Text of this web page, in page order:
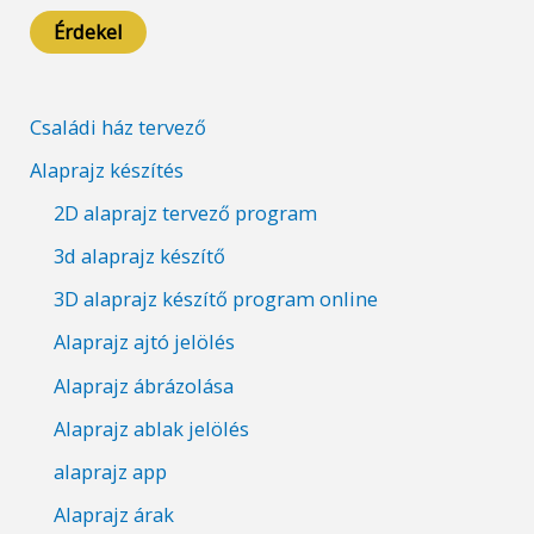
Érdekel
Családi ház tervező
Alaprajz készítés
2D alaprajz tervező program
3d alaprajz készítő
3D alaprajz készítő program online
Alaprajz ajtó jelölés
Alaprajz ábrázolása
Alaprajz ablak jelölés
alaprajz app
Alaprajz árak